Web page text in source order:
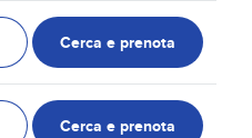
Cerca e prenota
Cerca e prenota